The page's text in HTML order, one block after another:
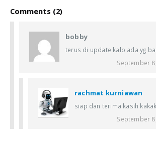
Comments (2)
bobby
terus di update kalo ada yg
September
rachmat kurniawan
siap dan terima kasih
September